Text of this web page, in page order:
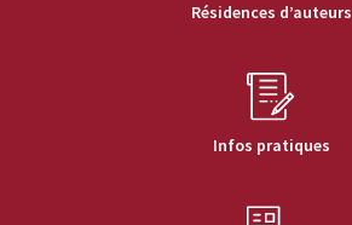
Résidences d’auteurs
Infos pratiques